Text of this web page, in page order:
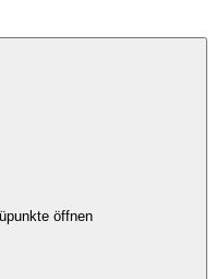
öffnen